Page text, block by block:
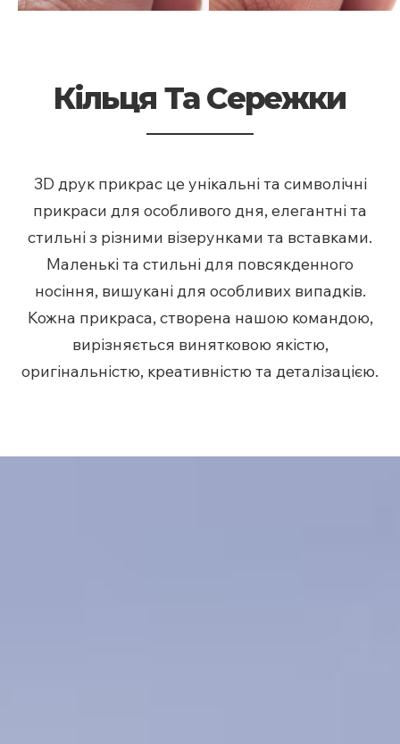
Кільця Та Сережки
3D друк прикрас це унікальні та символічні
прикраси для особливого дня, елегантні та
стильні з різними візерунками та вставками.
Маленькі та стильні для повсякденного
носіння, вишукані для особливих випадків.
Кожна прикраса, створена нашою командою,
вирізняється винятковою якістю,
оригінальністю, креативністю та деталізацією.